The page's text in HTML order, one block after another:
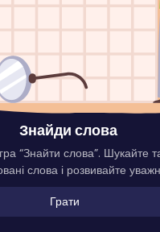
Знайди слова
“Знайти слова”. Шукайте
слова і розвивайте
Грати